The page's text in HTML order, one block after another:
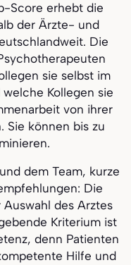
Score erhebt die
der Ärzte- und
Die
sie selbst im
Kollegen sie
von ihrer
Sie können bis zu
dem Team, kurze
Die
des Arztes
Kriterium ist
denn Patienten
Hilfe und